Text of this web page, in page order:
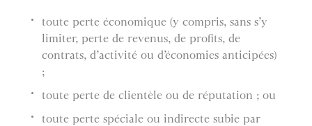
toute perte économique (y compris, sans s’y
limiter, perte de revenus, de profits, de
contrats, d’activité ou d’économies anticipées)
;
toute perte de clientèle ou de réputation ; ou
toute perte spéciale ou indirecte subie par